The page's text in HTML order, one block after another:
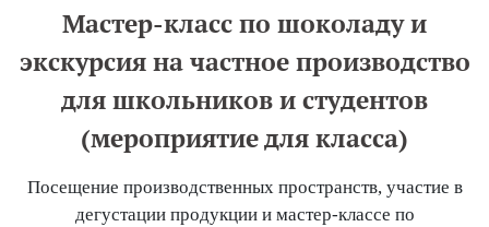
Мастер-класс по шоколаду и
экскурсия на частное производство
для школьников и студентов
(мероприятие для класса)
Посещение производственных пространств, участие в
дегустации продукции и мастер-классе по